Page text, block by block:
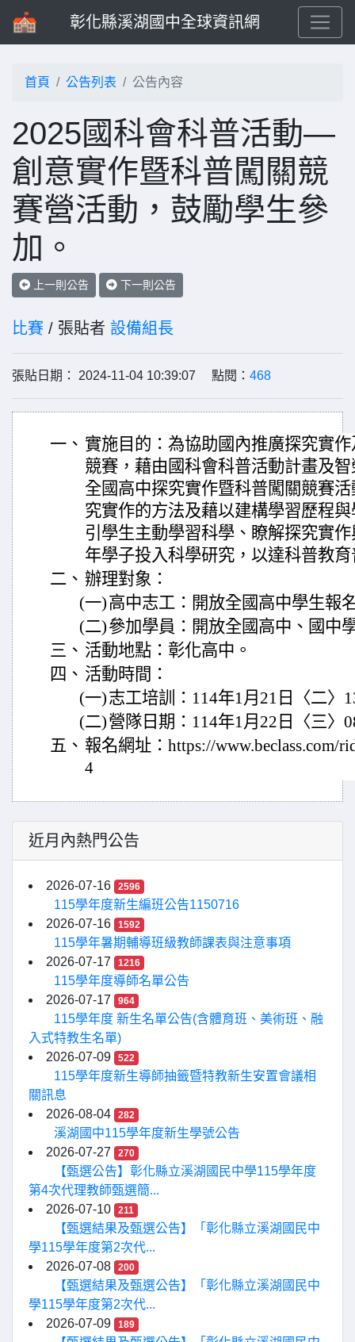
彰化縣溪湖國中全球資訊網
首頁 公告列表 公告內容
2025國科會科普活動—
創意實作暨科普闖關競
賽營活動，鼓勵學生參
加。
上一則公告 下一則公告
比賽 / 張貼者 設備組長
張貼日期： 2024-11-04 10:39:07 點閱： 468
一、 實施目的：為協助國內推廣探究實
競賽，藉由國科會科普活動計畫及
全國高中探究實作暨科普闖關競賽
究實作的方法及藉以建構學習歷程
引學生主動學習科學、瞭解探究實
年學子投入科學研究，以達科普教
二、 辦理對象：
(一)高中志工：開放全國高中學生報
(二)參加學員：開放全國高中、國中
三、 活動地點：彰化高中。
四、 活動時間：
(一)志工培訓：114年1月21日〈二〉
(二)營隊日期：114年1月22日〈三〉
五、 報名網址：https://www.beclass.com/
4
近月內熱門公告
2026-07-16 2596
115學年度新生編班公告1150716
2026-07-16
1592
115學年暑期輔導班級教師課表與注意事項
2026-07-17
1216
115學年度導師名單公告
2026-07-17
964
115學年度 新生名單公告(含體育班、美術班、融
入式特教生名單)
2026-07-09
522
115學年度新生導師抽籤暨特教新生安置會議相
關訊息
2026-08-04
282
溪湖國中115學年度新生學號公告
2026-07-27
270
【甄選公告】彰化縣立溪湖國民中學115學年度
第4次代理教師甄選簡...
2026-07-10
211
【甄選結果及甄選公告】「彰化縣立溪湖國民中
學115學年度第2次代...
2026-07-08
200
【甄選結果及甄選公告】「彰化縣立溪湖國民中
學115學年度第2次代...
2026-07-09
189